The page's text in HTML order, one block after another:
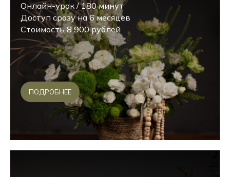
Онлайн-урок / 180 минут
Доступ сразу на 6 месяцев
Стоимость 8 900 рублей
ПОДРОБНЕЕ